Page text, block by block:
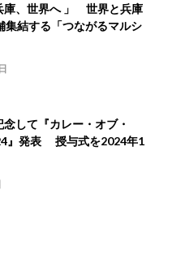
庫、世界へ 」 世界と兵庫
集結する「つながるマルシ
して『カレー・オブ・
』発表 授与式を2024年1